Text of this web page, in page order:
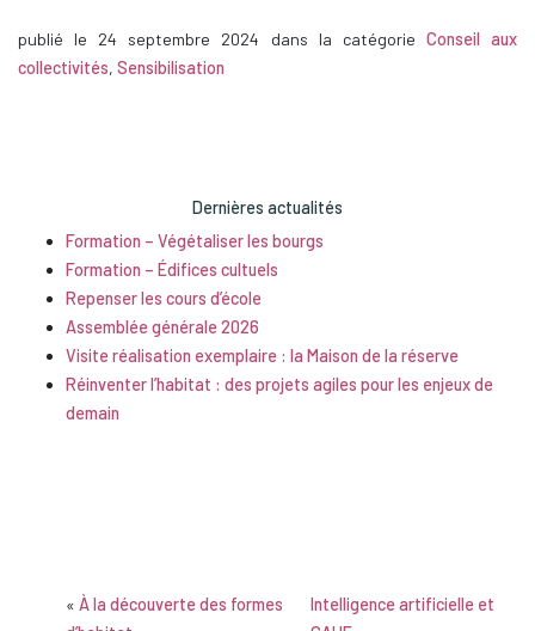
publié le 24 septembre 2024 dans la catégorie Conseil aux
collectivités, Sensibilisation
Dernières actualités
Formation – Végétaliser les bourgs
Formation – Édifices cultuels
Repenser les cours d’école
Assemblée générale 2026
Visite réalisation exemplaire : la Maison de la réserve
Réinventer l’habitat : des projets agiles pour les enjeux de
demain
« À la découverte des formes
Intelligence artificielle et